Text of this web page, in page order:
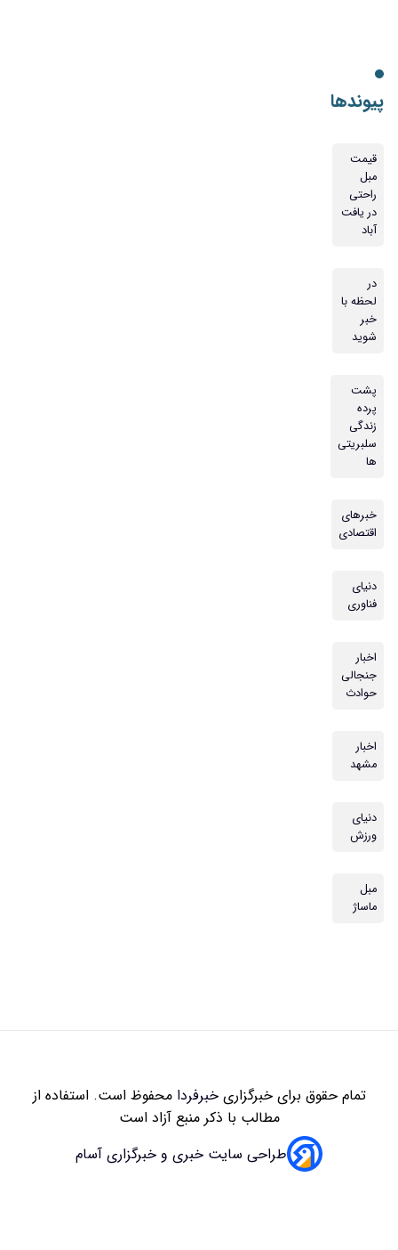
پیوندها
قیمت
مبل
راحتی
در یافت
آباد
در
لحظه با
خبر
شوید
پشت
پرده
زندگی
سلبریتی
ها
خبرهای
اقتصادی
دنیای
فناوری
اخبار
جنجالی
حوادث
اخبار
مشهد
دنیای
ورزش
مبل
ماساژ
تمام حقوق برای خبرگزاریخبرفردامحفوظ است. استفاده از
مطالب با ذکر منبع آزاد است
طراحی سایت خبری و خبرگزاری آسام